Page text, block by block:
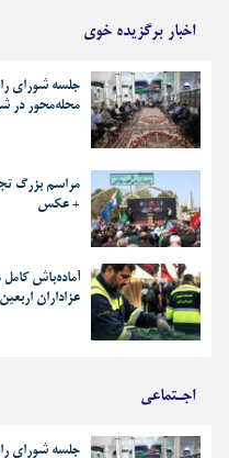
اخبار برگزیده خوی
جلسه شورای
محله‌محور در
مراسم بزرگ
+ عکس
آماده‌باش
عزاداران
اجـتماعی
جلسه شورای